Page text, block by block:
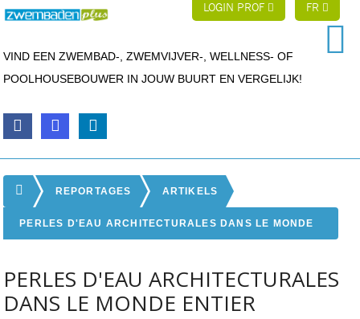
LOGIN PROF FR
VIND EEN ZWEMBAD-, ZWEMVIJVER-, WELLNESS- OF
POOLHOUSEBOUWER IN JOUW BUURT EN VERGELIJK!
REPORTAGES ARTIKELS
PERLES D'EAU ARCHITECTURALES DANS LE MONDE
PERLES D'EAU ARCHITECTURALES
DANS LE MONDE ENTIER